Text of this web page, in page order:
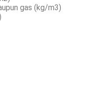
gas (kg/m3)